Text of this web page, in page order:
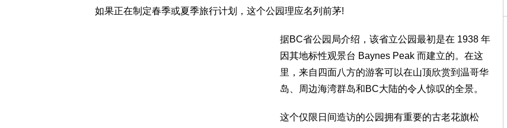
如果正在制定春季或夏季旅行计划，这个公园理应名列前茅!
据BC省公园局介绍，该省立公园最初是在 1938 年
因其地标性观景台 Baynes Peak 而建立的。在这
里，来自四面八方的游客可以在山顶欣赏到温哥华
岛、周边海湾群岛和BC大陆的令人惊叹的全景。
这个仅限日间造访的公园拥有重要的古老花旗松